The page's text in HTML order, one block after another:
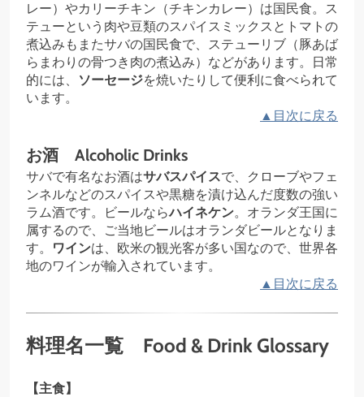
レー）やカリーチキン（チキンカレー）は国民食。ス
テューという肉や豆類のスパイスミックスとトマトの
煮込みもまたサバの国民食で、ステューリブ（豚あば
らまわりの骨つき肉の煮込み）などがあります。日常
的には、
ソーセージを焼いたりして便利に食べられて
います。
▲目次に戻る
お酒 Alcoholic Drinks
サバで有名なお酒はサバスパイスで、クローブやフェ
ンネルなどのスパイスや黒糖を漬け込んだ度数の強い
ラム酒です。ビールならハイネケン。オランダ王国に
属するので、ご当地ビールはオランダビールとなりま
す。
ワインは、欧米の観光客が多い国なので、世界各
地のワインが輸入されています。
▲目次に戻る
料理名一覧 Food & Drink Glossary
【主食】